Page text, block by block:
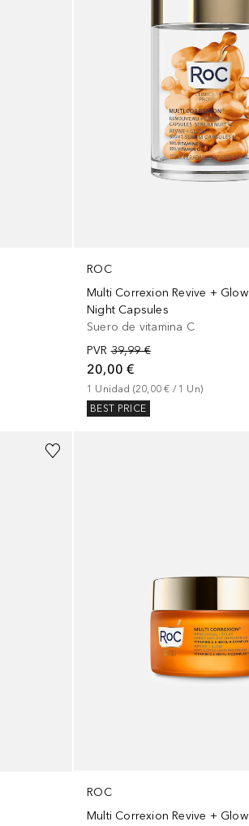
ROC
Multi Correxion Revive + Glow
Night Capsules
Suero de vitamina C
PVR 39,99 €
20,00 €
1 Unidad (20,00 € / 1 Un)
BEST PRICE
ROC
Multi Correxion Revive + Glow